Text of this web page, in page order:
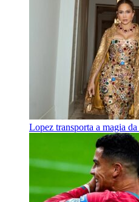
Lopez transporta a magia